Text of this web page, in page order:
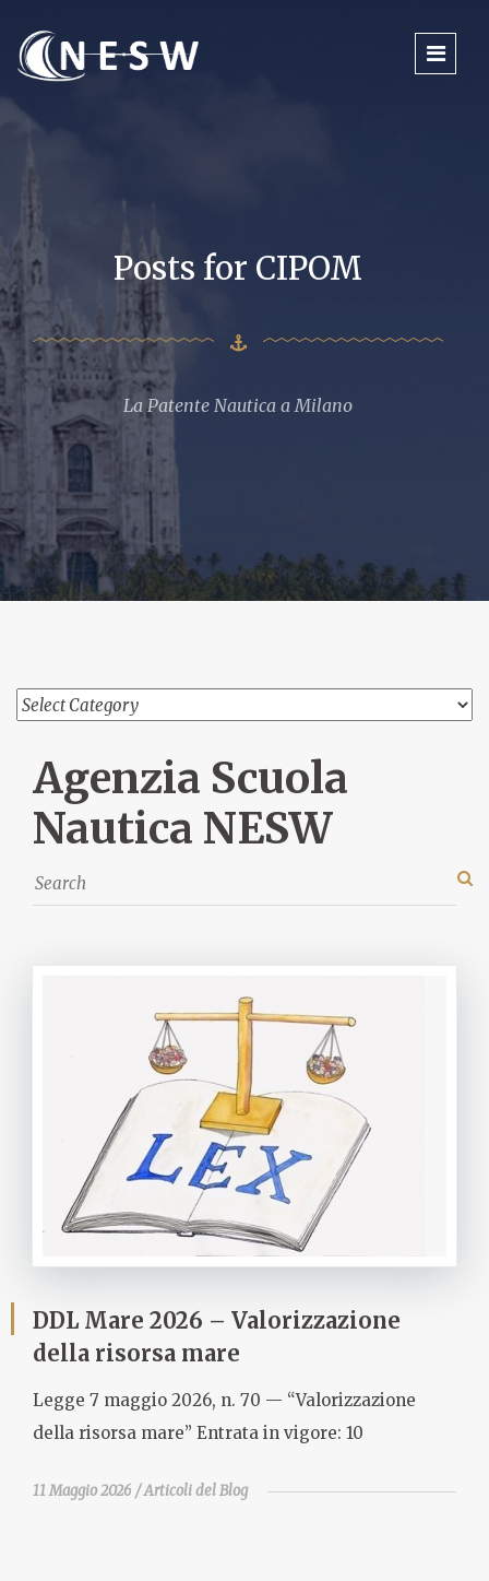
Posts for CIPOM
La Patente Nautica a Milano
Agenzia Scuola
Nautica NESW
DDL Mare 2026 – Valorizzazione
della risorsa mare
Legge 7 maggio 2026, n. 70 — “Valorizzazione
della risorsa mare” Entrata in vigore: 10
11 Maggio 2026 Articoli del Blog